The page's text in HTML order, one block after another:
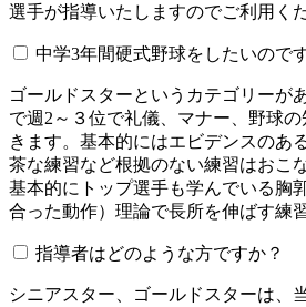
選手が指導いたしますのでご利用く
中学3年間硬式野球をしたいので
ゴールドスターというカテゴリーが
で週2～３位で礼儀、マナー、野球
きます。基本的にはエビデンスのあ
茶な練習など根拠のない練習はおこ
基本的にトップ選手も学んでいる胸
合った動作）理論で長所を伸ばす練
指導者はどのような方ですか？
シニアスター、ゴールドスターは、